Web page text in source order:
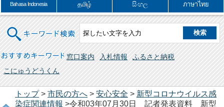
Bahasa Indonesia தமிழ் සිංහල ภาษาไทย
キーワード検索
おすすめキーワード 窓口案内 入札情報
ふるさと納税
こにゅうどうくん
トップ> 市民の方へ > 安心安全 > 新型コロナウイルス感
染症関連情報 >令和03年07月30日 記者発表資料 新型